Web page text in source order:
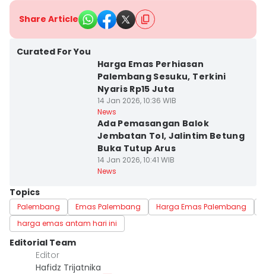
Share Article
Curated For You
Harga Emas Perhiasan
Palembang Sesuku, Terkini
Nyaris Rp15 Juta
14 Jan 2026, 10:36 WIB
News
Ada Pemasangan Balok
Jembatan Tol, Jalintim Betung
Buka Tutup Arus
14 Jan 2026, 10:41 WIB
News
Topics
Palembang Emas Palembang Harga Emas Palembang
harga emas antam hari ini
Editorial Team
Editor
Hafidz Trijatnika